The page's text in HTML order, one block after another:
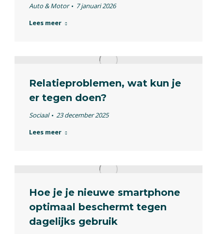
Auto & Motor
7 januari 2026
Lees meer
Relatieproblemen, wat kun je
er tegen doen?
Sociaal
23 december 2025
Lees meer
Hoe je je nieuwe smartphone
optimaal beschermt tegen
dagelijks gebruik